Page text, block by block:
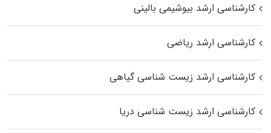
کارشناسی ارشد بیوشیمی بالینی
کارشناسی ارشد ریاضی
کارشناسی ارشد زیست‌ شناسی گیاهی
کارشناسی ارشد زیست‌ شناسی دریا